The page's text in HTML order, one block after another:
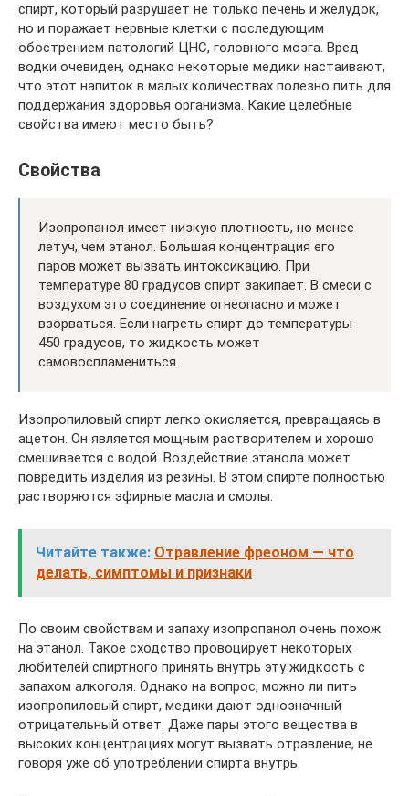
спирт, который разрушает не только печень и желудок,
но и поражает нервные клетки с последующим
обострением патологий ЦНС, головного мозга. Вред
водки очевиден, однако некоторые медики настаивают,
что этот напиток в малых количествах полезно пить для
поддержания здоровья организма. Какие целебные
свойства имеют место быть?
Свойства
Изопропанол имеет низкую плотность, но менее
летуч, чем этанол. Большая концентрация его
паров может вызвать интоксикацию. При
температуре 80 градусов спирт закипает. В смеси с
воздухом это соединение огнеопасно и может
взорваться. Если нагреть спирт до температуры
450 градусов, то жидкость может
самовоспламениться.
Изопропиловый спирт легко окисляется, превращаясь в
ацетон. Он является мощным растворителем и хорошо
смешивается с водой. Воздействие этанола может
повредить изделия из резины. В этом спирте полностью
растворяются эфирные масла и смолы.
Читайте также: Отравление фреоном — что
делать, симптомы и признаки
По своим свойствам и запаху изопропанол очень похож
на этанол. Такое сходство провоцирует некоторых
любителей спиртного принять внутрь эту жидкость с
запахом алкоголя. Однако на вопрос, можно ли пить
изопропиловый спирт, медики дают однозначный
отрицательный ответ. Даже пары этого вещества в
высоких концентрациях могут вызвать отравление, не
говоря уже об употреблении спирта внутрь.